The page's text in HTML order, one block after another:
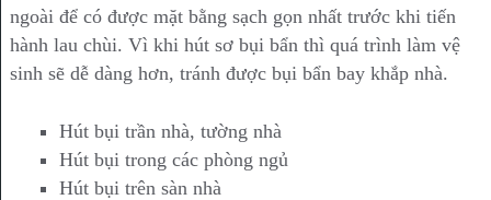
ngoài để có được mặt bằng sạch gọn nhất trước khi tiến
hành lau chùi. Vì khi hút sơ bụi bẩn thì quá trình làm vệ
sinh sẽ dễ dàng hơn, tránh được bụi bẩn bay khắp nhà.
Hút bụi trần nhà, tường nhà
Hút bụi trong các phòng ngủ
Hút bụi trên sàn nhà